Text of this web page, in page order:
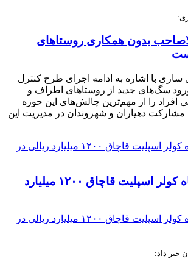
بدون همکاری روستاهای
با اشاره به ادامه اجرای طرح کنترل
سگ‌های جدید از روستاهای اطراف و
را از مهم‌ترین چالش‌های این حوزه
دهیاران و شهروندان در مدیریت این
کشف ۶۰۱ دستگاه کولر اسپلیت قاچاق ۱۲۰۰ میلیارد
خبر داد: